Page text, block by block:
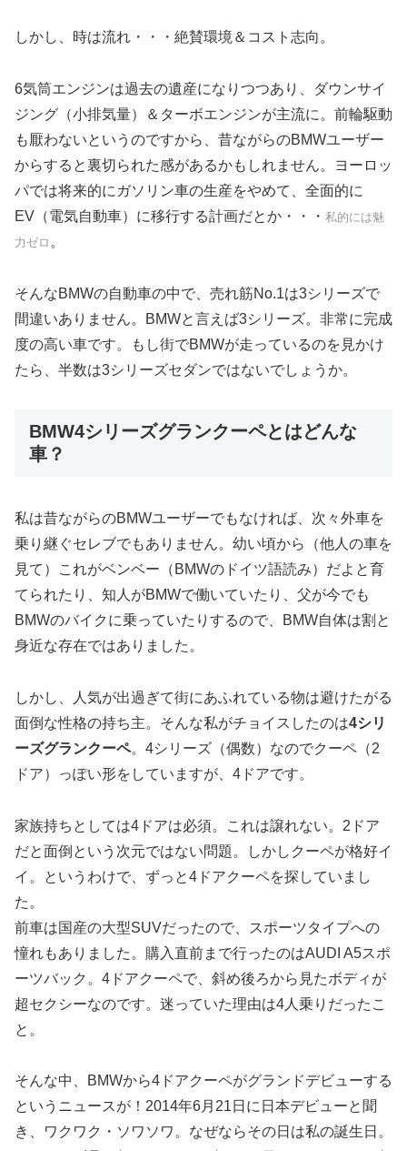
しかし、時は流れ・・・絶賛環境＆コスト志向。
6気筒エンジンは過去の遺産になりつつあり、ダウンサイ
ジング（小排気量）＆ターボエンジンが主流に。前輪駆動
も厭わないというのですから、昔ながらのBMWユーザー
からすると裏切られた感があるかもしれません。ヨーロッ
パでは将来的にガソリン車の生産をやめて、全面的に
EV（電気自動車）に移行する計画だとか・・・ 私的には魅
力ゼロ 。
そんなBMWの自動車の中で、売れ筋No.1は3シリーズで
間違いありません。BMWと言えば3シリーズ。非常に完成
度の高い車です。もし街でBMWが走っているのを見かけ
たら、半数は3シリーズセダンではないでしょうか。
BMW4シリーズグランクーペとはどんな
車？
私は昔ながらのBMWユーザーでもなければ、次々外車を
乗り継ぐセレブでもありません。幼い頃から（他人の車を
見て）これがベンベー（BMWのドイツ語読み）だよと育
てられたり、知人がBMWで働いていたり、父が今でも
BMWのバイクに乗っていたりするので、BMW自体は割と
身近な存在ではありました。
しかし、人気が出過ぎて街にあふれている物は避けたがる
面倒な性格の持ち主。そんな私がチョイスしたのは4シリ
ーズグランクーペ。4シリーズ（偶数）なのでクーペ（2
ドア）っぽい形をしていますが、4ドアです。
家族持ちとしては4ドアは必須。これは譲れない。2ドア
だと面倒という次元ではない問題。しかしクーペが格好イ
イ。というわけで、ずっと4ドアクーペを探していまし
た。
前車は国産の大型SUVだったので、スポーツタイプへの
憧れもありました。購入直前まで行ったのはAUDI A5スポ
ーツバック。4ドアクーペで、斜め後ろから見たボディが
超セクシーなのです。迷っていた理由は4人乗りだったこ
と。
そんな中、BMWから4ドアクーペがグランドデビューする
というニュースが！2014年6月21日に日本デビューと聞
き、ワクワク・ソワソワ。なぜならその日は私の誕生日。